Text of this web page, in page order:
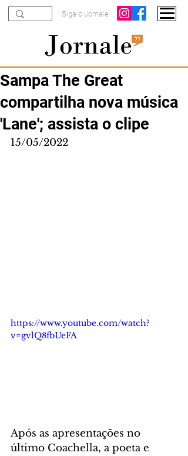
Siga o Jornale
Sampa The Great
compartilha nova música
'Lane'; assista o clipe
15/05/2022
https://www.youtube.com/watch?
v=gvlQ8fbUeFA
Após as apresentações no
último Coachella, a poeta e